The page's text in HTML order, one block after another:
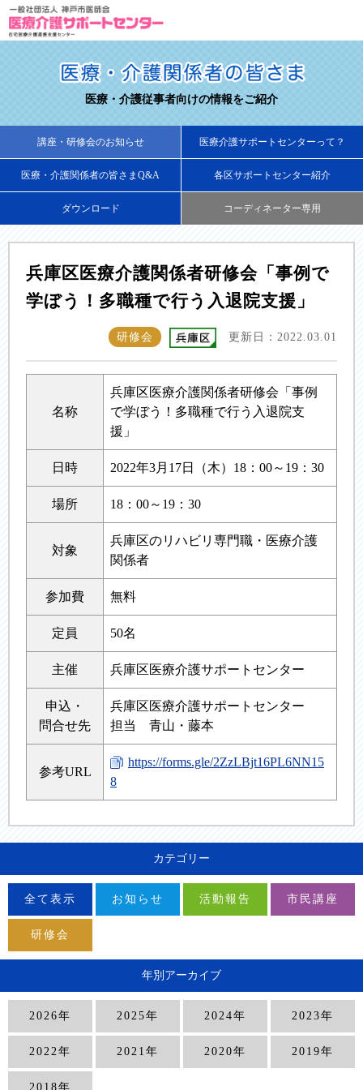
医療・介護従事者向けの情報をご紹介
講座・研修会のお知らせ 医療介護サポートセンターって？
医療・介護関係者の皆さまQ&A 各区サポートセンター紹介
ダウンロード コーディネーター専用
兵庫区医療介護関係者研修会「事例で
学ぼう！多職種で行う入退院支援」
研修会 更新日：2022.03.01
名称
兵庫区医療介護関係者研修会「事例
で学ぼう！多職種で行う入退院支
援」
日時 2022年3月17日（木）18：00～19：30
場所 18：00～19：30
対象
兵庫区のリハビリ専門職・医療介護
関係者
参加費 無料
定員 50名
主催 兵庫区医療介護サポートセンター
申込・
問合せ先
兵庫区医療介護サポートセンター
担当 青山・藤本
参考URL
https://forms.gle/2ZzLBjt16PL6NN15
8
カテゴリー
全て表示 お知らせ 活動報告 市民講座
研修会
年別アーカイブ
2026年 2025年 2024年 2023年
2022年 2021年 2020年 2019年
2018年